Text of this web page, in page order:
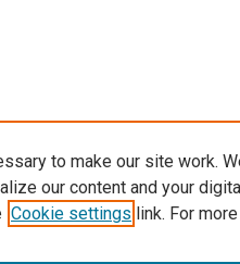
to make our site work.
our content and your
Cookie settings link. For